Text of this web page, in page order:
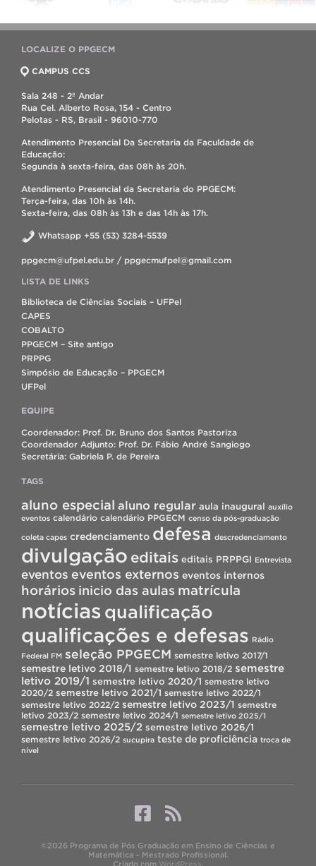
LOCALIZE O PPGECM
CAMPUS CCS
Sala 248 - 2º Andar
Rua Cel. Alberto Rosa, 154 - Centro
Pelotas - RS, Brasil - 96010-770
Atendimento Presencial Da Secretaria da Faculdade de
Educação:
Segunda à sexta-feira, das 08h às 20h.
Atendimento Presencial da Secretaria do PPGECM:
Terça-feira, das 10h às 14h.
Sexta-feira, das 08h às 13h e das 14h às 17h.
Whatsapp +55 (53) 3284-5539
ppgecm@ufpel.edu.br / ppgecmufpel@gmail.com
LISTA DE LINKS
Biblioteca de Ciências Sociais – UFPel
CAPES
COBALTO
PPGECM – Site antigo
PRPPG
Simpósio de Educação – PPGECM
UFPel
EQUIPE
Coordenador: Prof. Dr. Bruno dos Santos Pastoriza
Coordenador Adjunto: Prof. Dr. Fábio André Sangiogo
Secretária: Gabriela P. de Pereira
TAGS
aluno especial aluno regular aula inaugural auxílio
eventos calendário calendário PPGECM censo da pós-graduação
coleta capes credenciamento defesa descredenciamento
divulgação editais editais PRPPGI Entrevista
eventos eventos externos eventos internos
horários inicio das aulas matrícula
notícias qualificação
qualificações e defesas Rádio
Federal FM seleção PPGECM semestre letivo 2017/1
semestre letivo 2018/1 semestre letivo 2018/2 semestre
letivo 2019/1 semestre letivo 2020/1 semestre letivo
2020/2 semestre letivo 2021/1 semestre letivo 2022/1
semestre letivo 2022/2 semestre letivo 2023/1 semestre
letivo 2023/2 semestre letivo 2024/1 semestre letivo 2025/1
semestre letivo 2025/2 semestre letivo 2026/1
semestre letivo 2026/2 sucupira teste de proficiência troca de
nível
©2026 Programa de Pós Graduação em Ensino de Ciências e
Matemática – Mestrado Profissional.
Criado com WordPress.